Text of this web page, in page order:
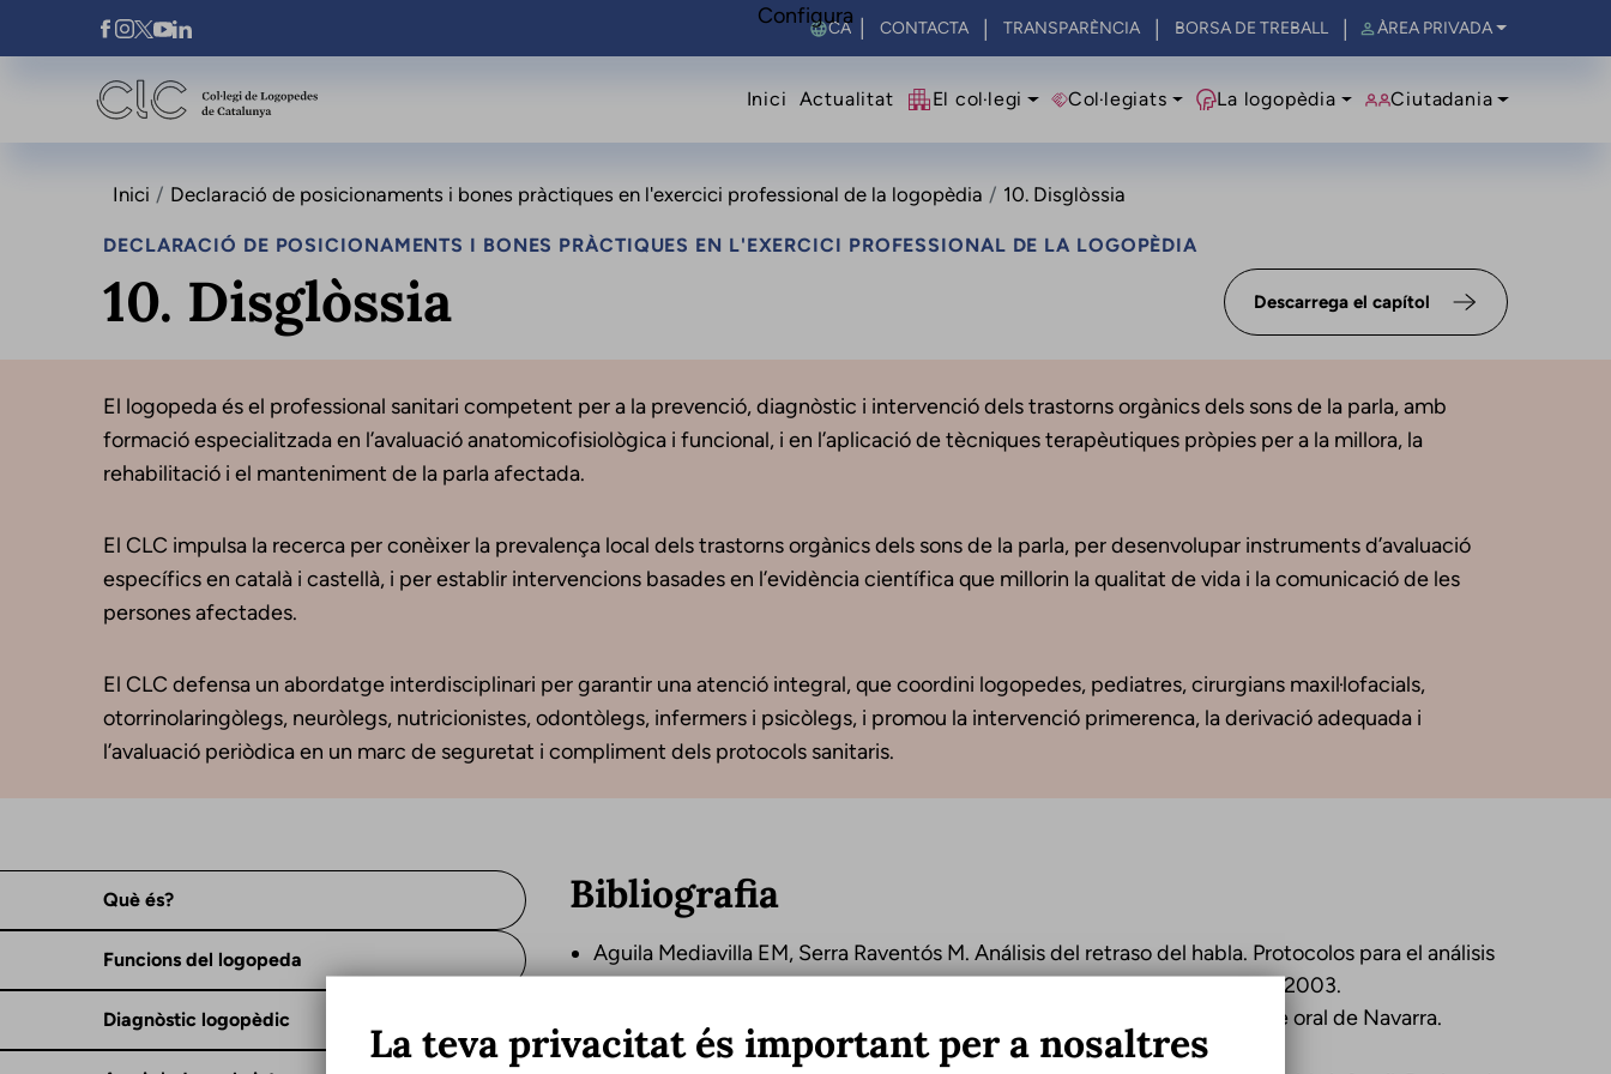
Vés al contingut
Xarxes Socials Select your language
CONTACTA TRANSPARÈNCIA BORSA DE TREBALL ÀREA PRIVADA
Navegació principal
Inici Actualitat El col·legi Col·legiats La logopèdia Ciutadania
Inici Declaració de posicionaments i bones pràctiques en l'exercici professional de la logopèdia 10. Disglòssia
DECLARACIÓ DE POSICIONAMENTS I BONES PRÀCTIQUES EN L'EXERCICI PROFESSIONAL DE LA LOGOPÈDIA
10. Disglòssia Descarrega el capítol
El logopeda és el professional sanitari competent per a la prevenció, diagnòstic i intervenció dels trastorns orgànics dels sons de la parla, amb
formació especialitzada en l’avaluació anatomicofisiològica i funcional, i en l’aplicació de tècniques terapèutiques pròpies per a la millora, la
rehabilitació i el manteniment de la parla afectada.
El CLC impulsa la recerca per conèixer la prevalença local dels trastorns orgànics dels sons de la parla, per desenvolupar instruments d’avaluació
específics en català i castellà, i per establir intervencions basades en l’evidència científica que millorin la qualitat de vida i la comunicació de les
persones afectades.
El CLC defensa un abordatge interdisciplinari per garantir una atenció integral, que coordini logopedes, pediatres, cirurgians maxil·lofacials,
otorrinolaringòlegs, neuròlegs, nutricionistes, odontòlegs, infermers i psicòlegs, i promou la intervenció primerenca, la derivació adequada i
l’avaluació periòdica en un marc de seguretat i compliment dels protocols sanitaris.
Què és?
Funcions del logopeda
Diagnòstic logopèdic
Bibliografia
Aguila Mediavilla EM, Serra Raventós M. Análisis del retraso del habla. Protocolos para el análisis
de la fonética y la fonología infantil. Barcelona: Universitat de Barcelona. 2003.
Aguinaga G, Armentia ML, Fraile A, Olangua P, Uriz N. Prueba de lenguaje oral de Navarra.
PLON. Madrid: TEA. 1991.
Configura
La teva privacitat és important per a nosaltres